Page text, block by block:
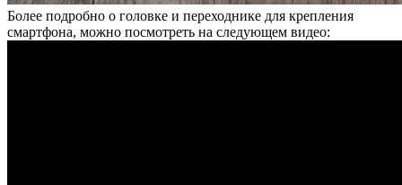
Более подробно о головке и переходнике для крепления
смартфона, можно посмотреть на следующем видео: